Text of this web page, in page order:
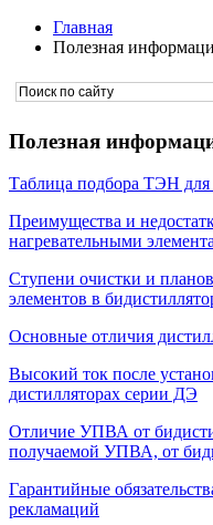
Главная
Полезная
Полезная
Таблица подбора ТЭН
Преимущества и
нагревательными
Ступени очистки и
элементов в
Основные отличия
Высокий ток после
дистилляторах серии ДЭ
Отличие УПВА от
получаемой УПВА, от
Гарантийные
рекламаций